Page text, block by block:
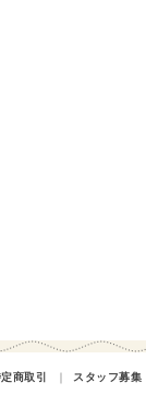
商取引 ｜ スタッフ募集